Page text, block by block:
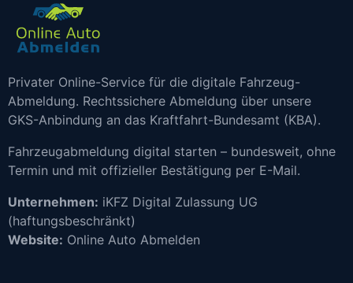
Privater Online-Service für die digitale Fahrzeug-
Abmeldung. Rechtssichere Abmeldung über unsere
GKS-Anbindung an das Kraftfahrt-Bundesamt (KBA).
Fahrzeugabmeldung digital starten – bundesweit, ohne
Termin und mit offizieller Bestätigung per E-Mail.
Unternehmen: iKFZ Digital Zulassung UG
(haftungsbeschränkt)
Website: Online Auto Abmelden